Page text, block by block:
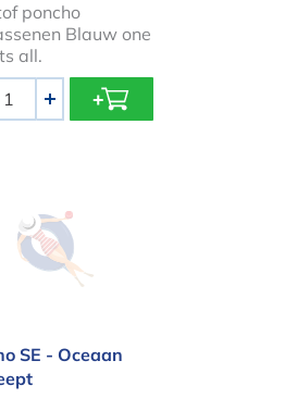
poncho
Blauw one
all.
+
SE - Oceaan